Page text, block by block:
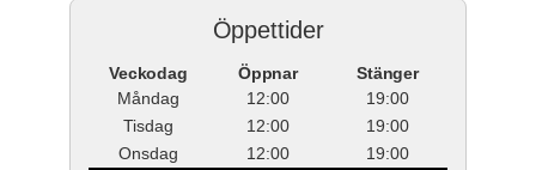
Öppettider
Veckodag Öppnar
Stänger
Måndag
12:00
19:00
Tisdag
12:00
19:00
Onsdag
12:00
19:00